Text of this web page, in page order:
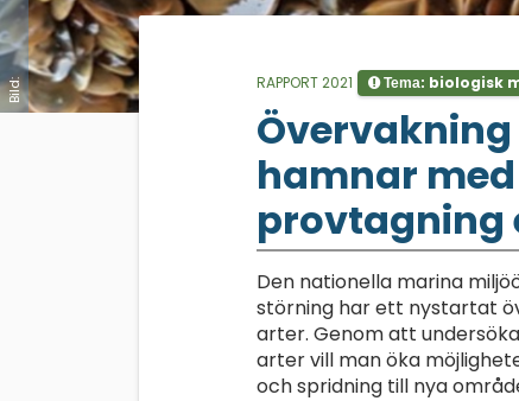
Bild: RAPPORT 2021 Tema: biologisk
hamnar
provtagning
Den nationella marina
störning har ett nystartat
arter. Genom att
arter vill man öka
och spridning till nya